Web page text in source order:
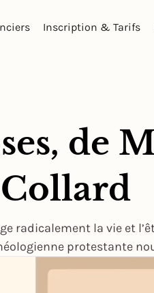
Inscription & Tarifs
de
Collard
radicalement la vie et
protestante